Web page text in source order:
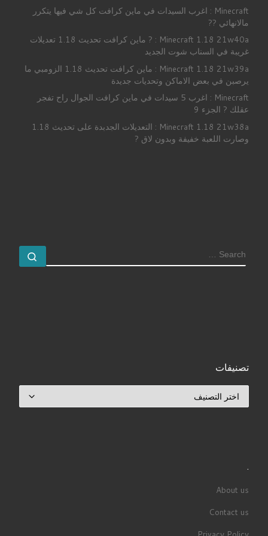
Minecraft : اغرب السيدات في ماين كرافت كل شي فيها يتكرر
مالانهائي ??
Minecraft 1.18 21w40a : ? ماين كرافت تحديث 1.18 تعديلات
غريبة في السناب شوت الجديد
Minecraft 1.18 21w39a : ماين كرافت تحديث 1.18 الزومبي ما
يرصبن في بعض الاماكن وتحديات جديدة
Minecraft : اغرب 5 سيدات في ماين كرافت الجوال راح تفجر
عقلك ? الجزء 9
Minecraft 1.18 21w38a : التعديلات الجدبدة على تحديث 1.18
وصارت اللعبة خفيفة وبدون لاق ?
SEARCH
تصنيفات
.
About us
Contact us